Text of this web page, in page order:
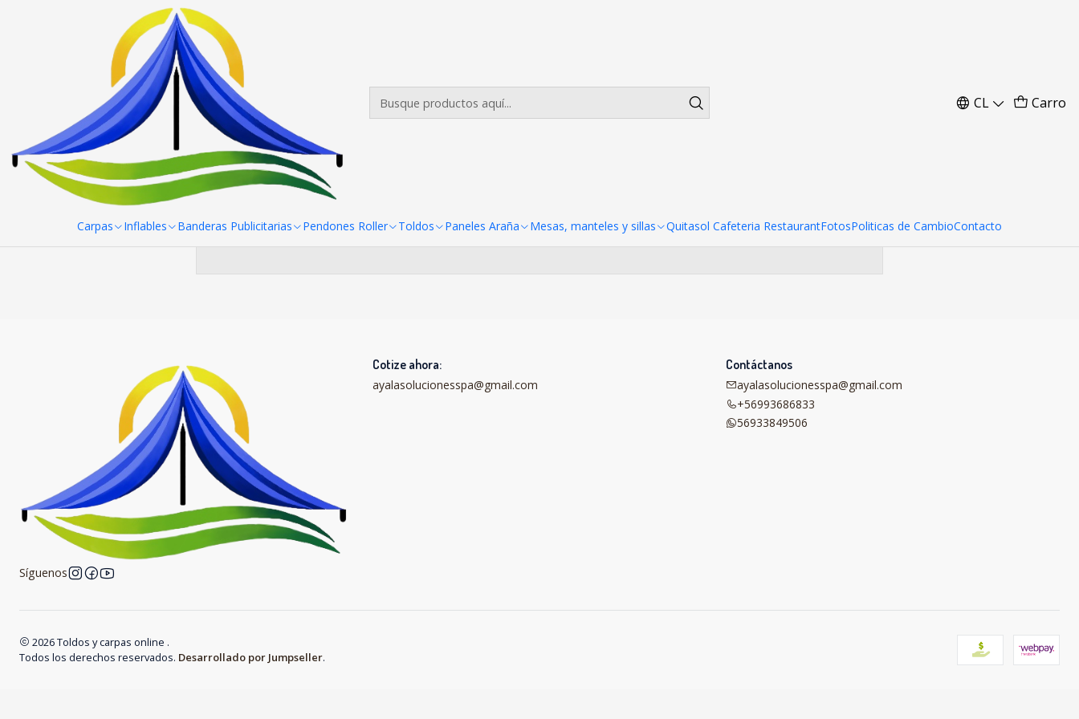
CL Carro
Carpas Inflables Banderas Publicitarias Pendones Roller Toldos Paneles Araña Mesas, manteles y sillas Quitasol Cafeteria RestaurantFotosPoliticas de CambioContacto
Toldos 3x3 Reforzado Fierro blanco Colores
Toldos 3x3 Reforzado Fierro blanco Colores
productos.
Síguenos
Cotize ahora:
ayalasolucionesspa@gmail.com
Contáctanos
ayalasolucionesspa@gmail.com
+56993686833
56933849506
2026 Toldos y carpas online .
Todos los derechos reservados. Desarrollado por Jumpseller.